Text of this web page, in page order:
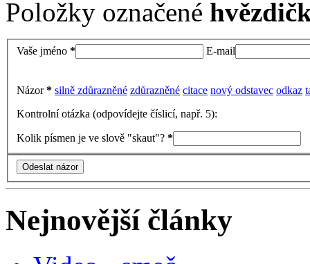
Položky označené
Vaše jméno * E-mail
Názor* silně zdůrazněné zdůrazněné citace nový odstavec odkaz
Kontrolní otázka (odpovídejte číslicí, např. 5):
Kolik písmen je ve slově "skaut"? *
Nejnovější články